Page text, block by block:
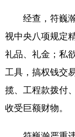
经查，符巍瀚
视中央八项规定
礼品、礼金；私
工具，搞权钱交
揽、工程款拨付
收受巨额财物。